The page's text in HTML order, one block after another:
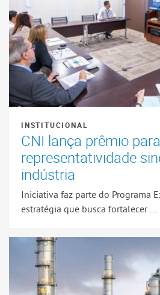
INSTITUCIONAL
CNI lança prêmio
representatividade
indústria
Iniciativa faz parte do Programa
estratégia que busca fortalecer ...